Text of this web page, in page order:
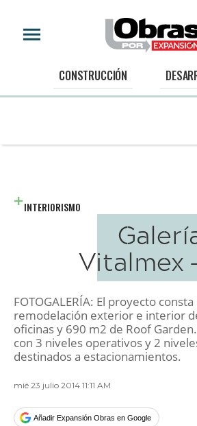
CONSTRUCCIÓN
INTERIORISMO
Vitalmex
FOTOGALERÍA: El proyecto consta
remodelación exterior e interior
oficinas y 690 m2 de Roof
con 3 niveles operativos y 2
destinados a estacionamientos.
mié 23 julio 2014 11:11 AM
Añadir Expansión Obras en Google